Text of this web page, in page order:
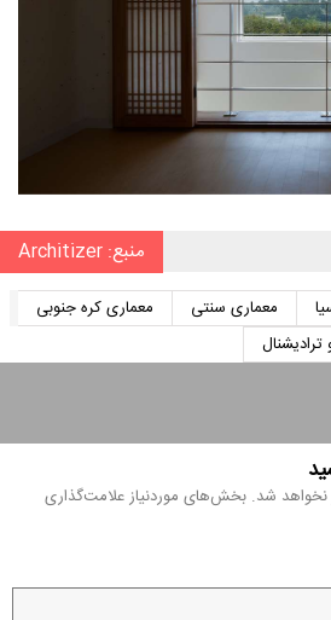
منبع: Architizer
معماری سنتی
معماری کره جنوبی
ترادیشنال
نخواهد شد. بخش‌های موردنیاز علامت‌گذاری